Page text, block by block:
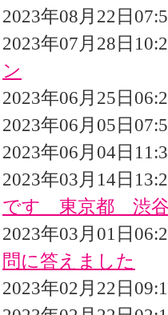
2023年08月22日
2023年07月28日
ン
2023年06月25日
2023年06月05日
2023年06月04日
2023年03月14日
です 東京都 渋
2023年03月01日
問に答えました
2023年02月22日